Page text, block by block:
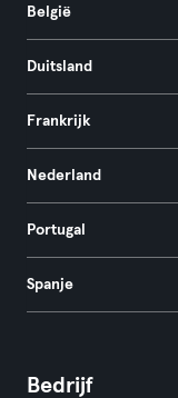
België
Duitsland
Frankrijk
Nederland
Portugal
Spanje
Bedrijf